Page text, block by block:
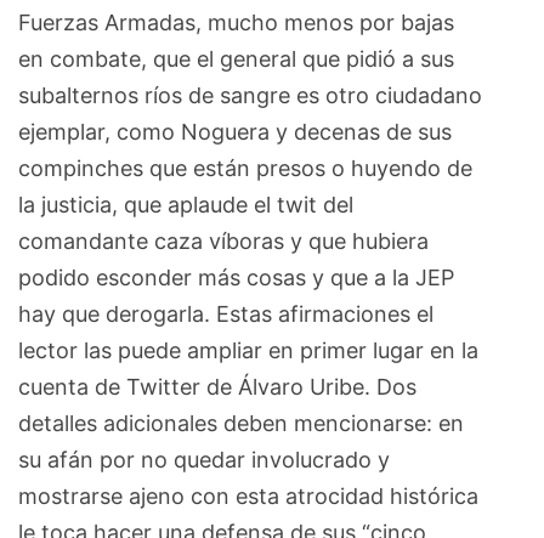
Fuerzas Armadas, mucho menos por bajas
en combate, que el general que pidió a sus
subalternos ríos de sangre es otro ciudadano
ejemplar, como Noguera y decenas de sus
compinches que están presos o huyendo de
la justicia, que aplaude el twit del
comandante caza víboras y que hubiera
podido esconder más cosas y que a la JEP
hay que derogarla. Estas afirmaciones el
lector las puede ampliar en primer lugar en la
cuenta de Twitter de Álvaro Uribe. Dos
detalles adicionales deben mencionarse: en
su afán por no quedar involucrado y
mostrarse ajeno con esta atrocidad histórica
le toca hacer una defensa de sus “cinco